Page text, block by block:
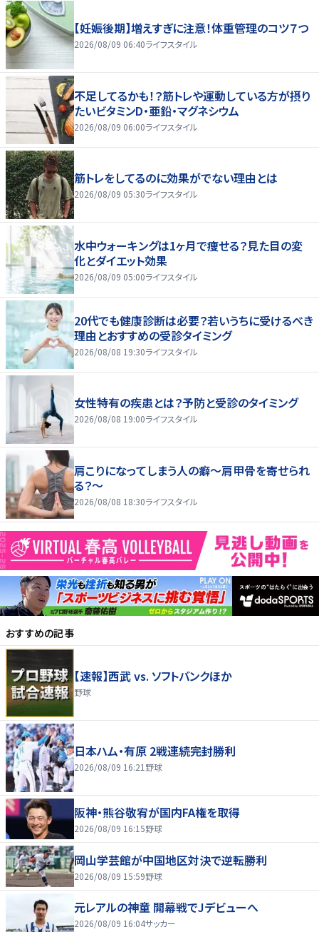
【妊娠後期】増えすぎに注意！体重管理のコツ７つ
2026/08/09 06:40ライフスタイル
不足してるかも！？筋トレや運動している方が摂り
たいビタミンD・亜鉛・マグネシウム
2026/08/09 06:00ライフスタイル
筋トレをしてるのに効果がでない理由とは
2026/08/09 05:30ライフスタイル
水中ウォーキングは1ヶ月で痩せる？見た目の変
化とダイエット効果
2026/08/09 05:00ライフスタイル
20代でも健康診断は必要？若いうちに受けるべき
理由とおすすめの受診タイミング
2026/08/08 19:30ライフスタイル
女性特有の疾患とは？予防と受診のタイミング
2026/08/08 19:00ライフスタイル
肩こりになってしまう人の癖～肩甲骨を寄せられ
る？～
2026/08/08 18:30ライフスタイル
おすすめの記事
【速報】西武 vs. ソフトバンクほか
野球
日本ハム・有原 2戦連続完封勝利
2026/08/09 16:21 野球
阪神・熊谷敬宥が国内FA権を取得
2026/08/09 16:15野球
岡山学芸館が中国地区対決で逆転勝利
2026/08/09 15:59野球
元レアルの神童 開幕戦でJデビューへ
2026/08/09 16:04サッカー